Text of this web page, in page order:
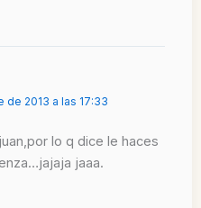
de 2013 a las 17:33
lo q dice le haces
jaaa.